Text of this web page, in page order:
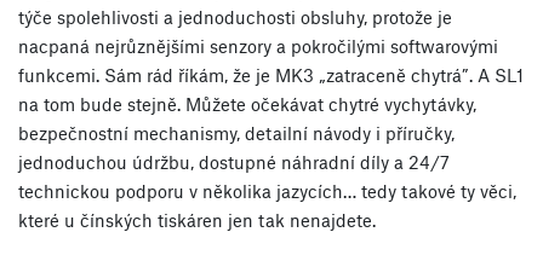
týče spolehlivosti a jednoduchosti obsluhy, protože je
nacpaná nejrůznějšími senzory a pokročilými softwarovými
funkcemi. Sám rád říkám, že je MK3 „zatraceně chytrá”. A SL1
na tom bude stejně. Můžete očekávat chytré vychytávky,
bezpečnostní mechanismy, detailní návody i příručky,
jednoduchou údržbu, dostupné náhradní díly a 24/7
technickou podporu v několika jazycích… tedy takové ty věci,
které u čínských tiskáren jen tak nenajdete.